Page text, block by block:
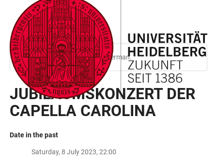
ACCESSIBILITY
LINKS
JUMP
TO
MAIN
CONTENT
OPEN
MAIN
NAVIGATION
OPEN
SEARCH
FORM
This page is only available in German.
JUBILÄUMSKONZERT DER
CAPELLA CAROLINA
Date in the past
Saturday, 8 July 2023, 22:00